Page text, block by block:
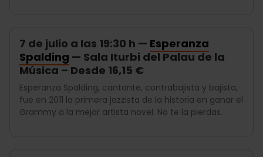
7 de julio a las 19:30 h — Esperanza
Spalding — Sala Iturbi del Palau de la
Música – Desde 16,15 €
Esperanza Spalding, cantante, contrabajista y bajista,
fue en 2011 la primera jazzista de la historia en ganar el
Grammy a la mejor artista novel. No te la pierdas.